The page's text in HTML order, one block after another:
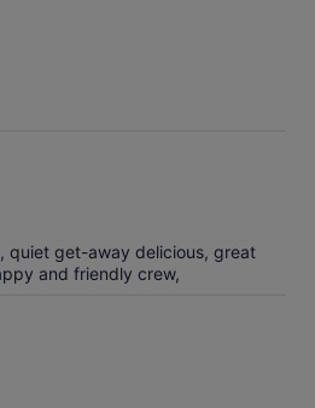
quiet get-away delicious, great
and friendly crew,